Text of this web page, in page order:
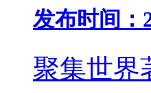
发布时间：
聚集世界